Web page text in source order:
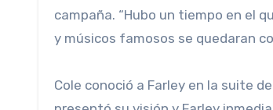
campaña. “Hubo un tiempo en el
y músicos famosos se quedaran
Cole conoció a Farley en la suite